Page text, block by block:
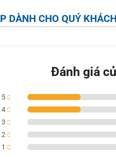
DÀNH CHO QUÝ KHÁCH
Đánh giá
5
4
3
2
1